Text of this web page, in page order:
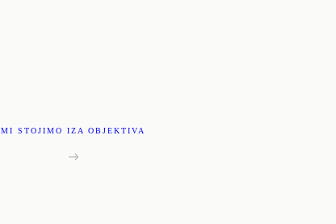
MI STOJIMO IZA OBJEKTIVA